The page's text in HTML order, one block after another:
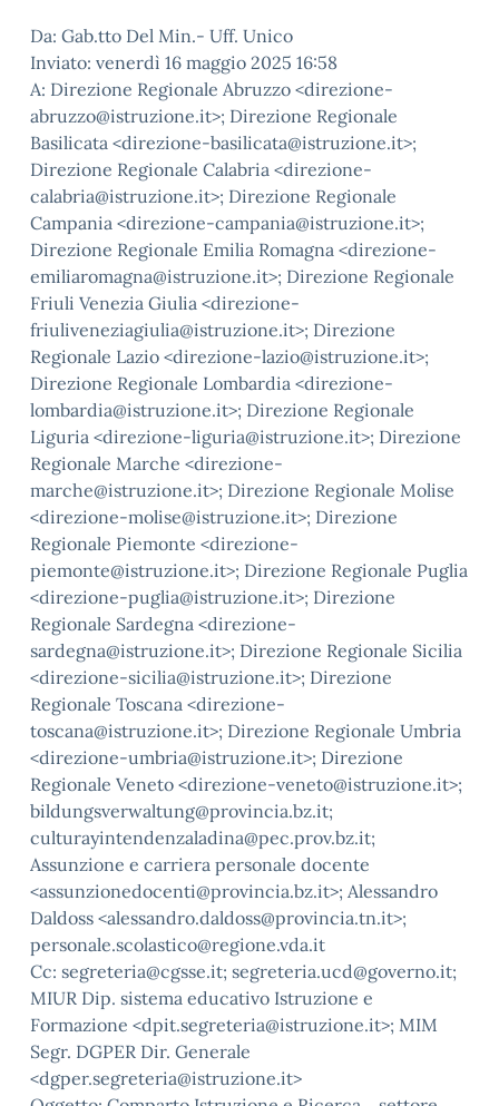
Da: Gab.tto Del Min.- Uff. Unico
Inviato: venerdì 16 maggio 2025 16:58
A: Direzione Regionale Abruzzo <direzione-
abruzzo@istruzione.it>; Direzione Regionale
Basilicata <direzione-basilicata@istruzione.it>;
Direzione Regionale Calabria <direzione-
calabria@istruzione.it>; Direzione Regionale
Campania <direzione-campania@istruzione.it>;
Direzione Regionale Emilia Romagna <direzione-
emiliaromagna@istruzione.it>; Direzione Regionale
Friuli Venezia Giulia <direzione-
friuliveneziagiulia@istruzione.it>; Direzione
Regionale Lazio <direzione-lazio@istruzione.it>;
Direzione Regionale Lombardia <direzione-
lombardia@istruzione.it>; Direzione Regionale
Liguria <direzione-liguria@istruzione.it>; Direzione
Regionale Marche <direzione-
marche@istruzione.it>; Direzione Regionale Molise
<direzione-molise@istruzione.it>; Direzione
Regionale Piemonte <direzione-
piemonte@istruzione.it>; Direzione Regionale Puglia
<direzione-puglia@istruzione.it>; Direzione
Regionale Sardegna <direzione-
sardegna@istruzione.it>; Direzione Regionale Sicilia
<direzione-sicilia@istruzione.it>; Direzione
Regionale Toscana <direzione-
toscana@istruzione.it>; Direzione Regionale Umbria
<direzione-umbria@istruzione.it>; Direzione
Regionale Veneto <direzione-veneto@istruzione.it>;
bildungsverwaltung@provincia.bz.it;
culturayintendenzaladina@pec.prov.bz.it;
Assunzione e carriera personale docente
<assunzionedocenti@provincia.bz.it>; Alessandro
Daldoss <alessandro.daldoss@provincia.tn.it>;
personale.scolastico@regione.vda.it
Cc: segreteria@cgsse.it; segreteria.ucd@governo.it;
MIUR Dip. sistema educativo Istruzione e
Formazione <dpit.segreteria@istruzione.it>; MIM
Segr. DGPER Dir. Generale
<dgper.segreteria@istruzione.it>